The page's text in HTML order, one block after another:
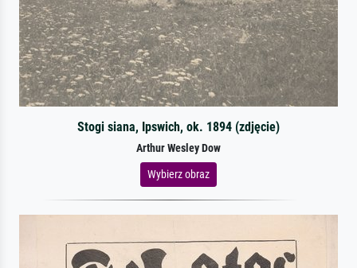
Stogi siana, Ipswich, ok. 1894 (zdjęcie)
Arthur Wesley Dow
Wybierz obraz